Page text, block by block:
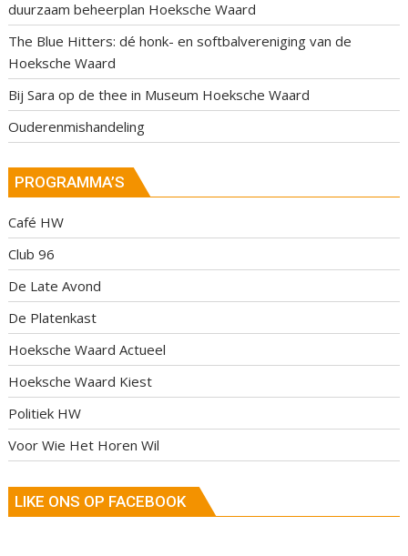
duurzaam beheerplan Hoeksche Waard
The Blue Hitters: dé honk- en softbalvereniging van de
Hoeksche Waard
Bij Sara op de thee in Museum Hoeksche Waard
Ouderenmishandeling
PROGRAMMA’S
Café HW
Club 96
De Late Avond
De Platenkast
Hoeksche Waard Actueel
Hoeksche Waard Kiest
Politiek HW
Voor Wie Het Horen Wil
LIKE ONS OP FACEBOOK